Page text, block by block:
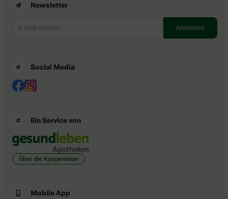
Newsletter
Social Media
Ein Service von
Über die Kooperation
Mobile App